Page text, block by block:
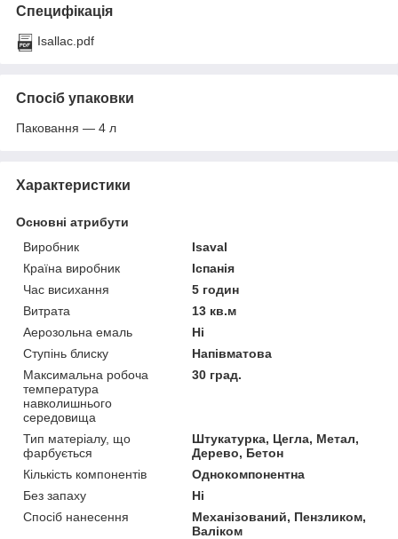
Специфікація
Isallac.pdf
Спосіб упаковки
Паковання — 4 л
Характеристики
Основні атрибути
Виробник
Isaval
Країна виробник
Іспанія
Час висихання
5 годин
Витрата
13 кв.м
Аерозольна емаль
Ні
Ступінь блиску
Напівматова
Максимальна робоча
температура
навколишнього
середовища
30 град.
Тип матеріалу, що
фарбується
Штукатурка, Цегла, Метал,
Дерево, Бетон
Кількість компонентів
Однокомпонентна
Без запаху
Ні
Спосіб нанесення
Механізований, Пензликом,
Валіком